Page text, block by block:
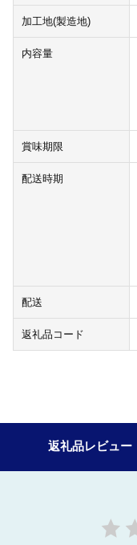
加工地(製造地)
内容量
賞味期限
配送時期
配送
返礼品コード
返礼品レビュー